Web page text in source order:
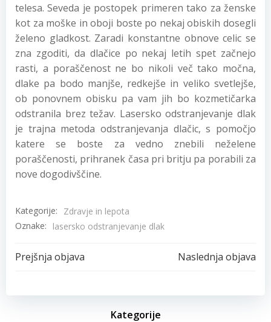
telesa. Seveda je postopek primeren tako za ženske
kot za moške in oboji boste po nekaj obiskih dosegli
želeno gladkost. Zaradi konstantne obnove celic se
zna zgoditi, da dlačice po nekaj letih spet začnejo
rasti, a poraščenost ne bo nikoli več tako močna,
dlake pa bodo manjše, redkejše in veliko svetlejše,
ob ponovnem obisku pa vam jih bo kozmetičarka
odstranila brez težav. Lasersko odstranjevanje dlak
je trajna metoda odstranjevanja dlačic, s pomočjo
katere se boste za vedno znebili neželene
poraščenosti, prihranek časa pri britju pa porabili za
nove dogodivščine.
Kategorije:
Zdravje in lepota
Oznake:
lasersko odstranjevanje dlak
Post
navigation
Prejšnja objava
Post
navigation
Naslednja objava
Kategorije